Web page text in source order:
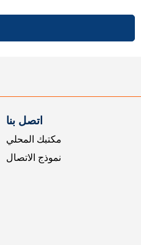
اتصل بنا
مكتبك المحلي
نموذج الاتصال